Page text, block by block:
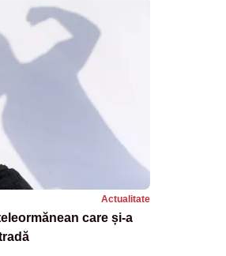
Actualitate
care și-a